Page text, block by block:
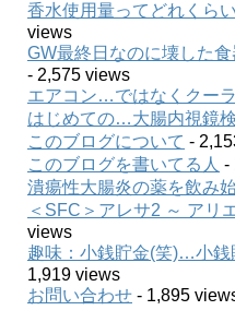
香水使用量ってどれくら
views
GW最終日なのに壊した
- 2,575 views
エアコン…ではなくクー
はじめての…大腸内視鏡
このブログについて -
このブログを書いてる人 -
潰瘍性大腸炎の薬を飲み
＜SFC＞アレサ2 ～ アリ
views
趣味：小銭貯金(笑)…小銭
1,919 views
お問い合わせ - 1,895